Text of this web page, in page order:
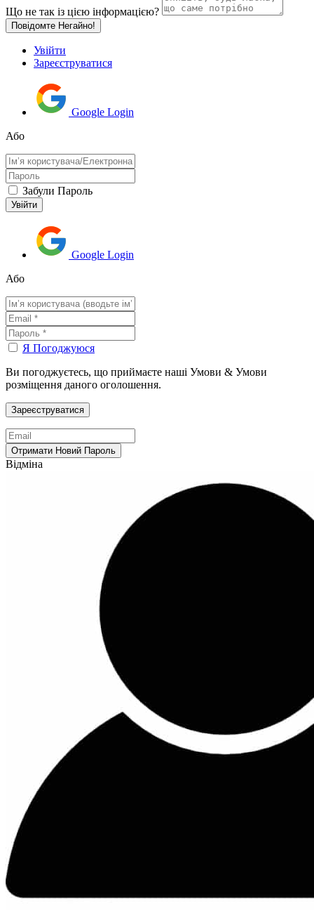
Що не так із цією інформацією?
Повідомте Негайно!
Увійти
Зареєструватися
Google Login
Або
Забули Пароль
Google Login
Або
Я Погоджуюся
Ви погоджуєтесь, що приймаєте наші Умови & Умови
розміщення даного оголошення.
Відміна